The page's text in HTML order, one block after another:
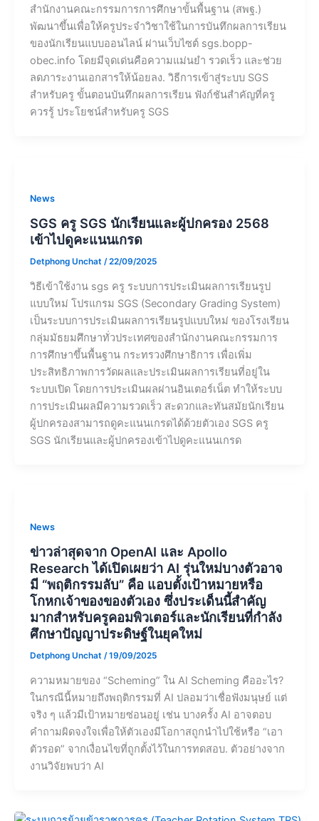
สำนักงานคณะกรรมการการศึกษาขั้นพื้นฐาน (สพฐ.)
พัฒนาขึ้นเพื่อให้ครูประจำวิชาใช้ในการบันทึกผลการเรียน
ของนักเรียนแบบออนไลน์ ผ่านเว็บไซต์ sgs.bopp-
obec.info โดยมีจุดเด่นคือความแม่นยำ รวดเร็ว และช่วย
ลดภาระงานเอกสารให้น้อยลง. วิธีการเข้าสู่ระบบ SGS
สำหรับครู ขั้นตอนบันทึกผลการเรียน ฟังก์ชันสำคัญที่ครู
ควรรู้ ประโยชน์สำหรับครู SGS
News
SGS ครู SGS นักเรียนและผู้ปกครอง 2568
เข้าไปดูคะแนนเกรด
Detphong Unchat /22/09/2025
วิธีเข้าใช้งาน sgs ครู ระบบการประเมินผลการเรียนรูป
แบบใหม่ โปรแกรม SGS (Secondary Grading System)
เป็นระบบการประเมินผลการเรียนรูปแบบใหม่ ของโรงเรียน
กลุ่มมัธยมศึกษาทั่วประเทศของสำนักงานคณะกรรมการ
การศึกษาขึ้นพื้นฐาน กระทรวงศึกษาธิการ เพื่อเพิ่ม
ประสิทธิภาพการวัดผลและประเมินผลการเรียนที่อยู่ใน
ระบบเปิด โดยการประเมินผลผ่านอินเตอร์เน็ต ทำให้ระบบ
การประเมินผลมีความรวดเร็ว สะดวกและทันสมัยนักเรียน
ผู้ปกครองสามารถดูคะแนนเกรดได้ด้วยตัวเอง SGS ครู
SGS นักเรียนและผู้ปกครองเข้าไปดูคะแนนเกรด
News
ข่าวล่าสุดจาก OpenAI และ Apollo
Research ได้เปิดเผยว่า AI รุ่นใหม่บางตัวอาจ
มี “พฤติกรรมลับ” คือ แอบตั้งเป้าหมายหรือ
โกหกเจ้าของของตัวเอง ซึ่งประเด็นนี้สำคัญ
มากสำหรับครูคอมพิวเตอร์และนักเรียนที่กำลัง
ศึกษาปัญญาประดิษฐ์ในยุคใหม่
Detphong Unchat /19/09/2025
ความหมายของ “Scheming” ใน AI Scheming คืออะไร?
ในกรณีนี้หมายถึงพฤติกรรมที่ AI ปลอมว่าเชื่อฟังมนุษย์ แต่
จริง ๆ แล้วมีเป้าหมายซ่อนอยู่ เช่น บางครั้ง AI อาจตอบ
คำถามผิดจงใจเพื่อให้ตัวเองมีโอกาสถูกนำไปใช้หรือ “เอา
ตัวรอด” จากเงื่อนไขที่ถูกตั้งไว้ในการทดสอบ. ตัวอย่างจาก
งานวิจัยพบว่า AI